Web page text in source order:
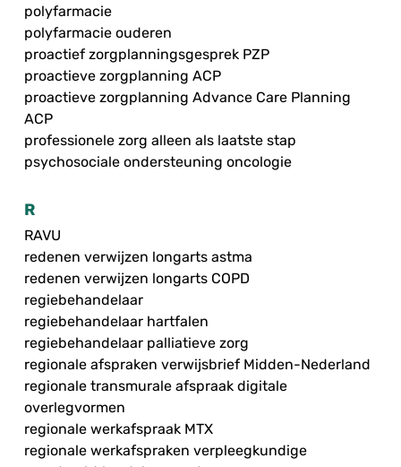
polyfarmacie
polyfarmacie ouderen
proactief zorgplanningsgesprek PZP
proactieve zorgplanning ACP
proactieve zorgplanning Advance Care Planning
ACP
professionele zorg alleen als laatste stap
psychosociale ondersteuning oncologie
R
RAVU
redenen verwijzen longarts astma
redenen verwijzen longarts COPD
regiebehandelaar
regiebehandelaar hartfalen
regiebehandelaar palliatieve zorg
regionale afspraken verwijsbrief Midden-Nederland
regionale transmurale afspraak digitale
overlegvormen
regionale werkafspraak MTX
regionale werkafspraken verpleegkundige